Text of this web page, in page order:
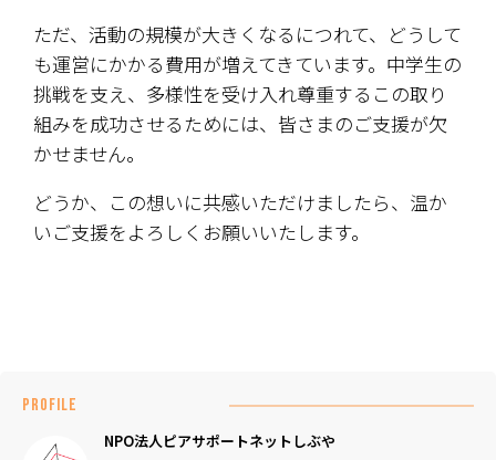
ただ、活動の規模が大きくなるにつれて、どうして
も運営にかかる費用が増えてきています。中学生の
挑戦を支え、多様性を受け入れ尊重するこの取り
組みを成功させるためには、皆さまのご支援が欠
かせません。
どうか、この想いに共感いただけましたら、温か
いご支援をよろしくお願いいたします。
PROFILE
NPO法人ピアサポートネットしぶや